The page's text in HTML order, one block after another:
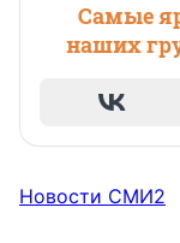
Самые
наших
Новости СМИ2